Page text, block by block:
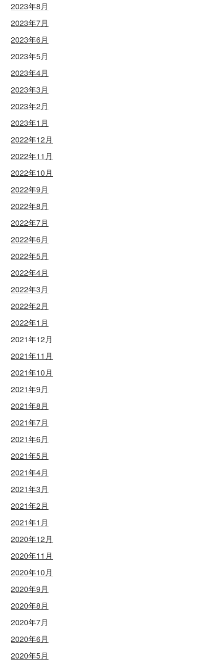
2023年8月
2023年7月
2023年6月
2023年5月
2023年4月
2023年3月
2023年2月
2023年1月
2022年12月
2022年11月
2022年10月
2022年9月
2022年8月
2022年7月
2022年6月
2022年5月
2022年4月
2022年3月
2022年2月
2022年1月
2021年12月
2021年11月
2021年10月
2021年9月
2021年8月
2021年7月
2021年6月
2021年5月
2021年4月
2021年3月
2021年2月
2021年1月
2020年12月
2020年11月
2020年10月
2020年9月
2020年8月
2020年7月
2020年6月
2020年5月